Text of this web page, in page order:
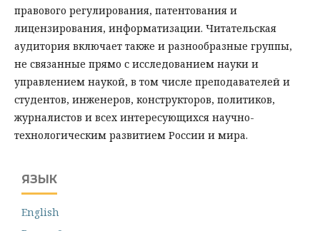
правового регулирования, патентования и
лицензирования, информатизации. Читательская
аудитория включает также и разнообразные группы,
не связанные прямо с исследованием науки и
управлением наукой, в том числе преподавателей и
студентов, инженеров, конструкторов, политиков,
журналистов и всех интересующихся научно-
технологическим развитием России и мира.
ЯЗЫК
English